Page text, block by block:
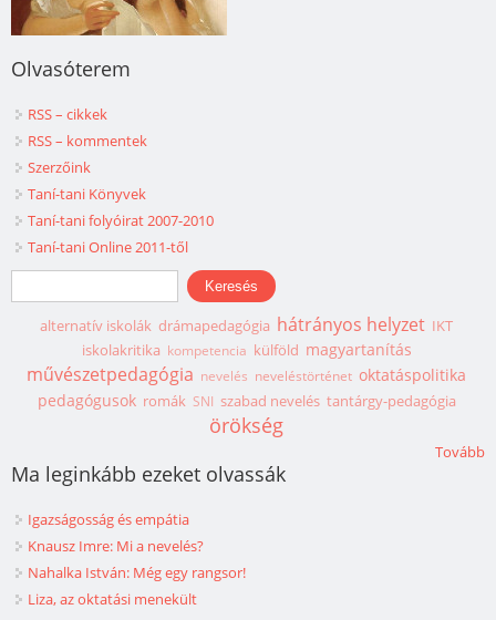
Olvasóterem
RSS – cikkek
RSS – kommentek
Szerzőink
Taní-tani Könyvek
Taní-tani folyóirat 2007-2010
Taní-tani Online 2011-től
Keresés űrlap
Keresés
alternatív iskolák drámapedagógia hátrányos helyzet IKT
iskolakritika kompetencia külföld magyartanítás
művészetpedagógia nevelés neveléstörténet oktatáspolitika
pedagógusok romák SNI szabad nevelés tantárgy-pedagógia
örökség
Tovább
Ma leginkább ezeket olvassák
Igazságosság és empátia
Knausz Imre: Mi a nevelés?
Nahalka István: Még egy rangsor!
Liza, az oktatási menekült